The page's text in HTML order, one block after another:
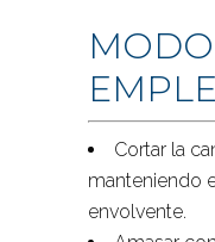
Cortar la
manteniendo
envolvente.